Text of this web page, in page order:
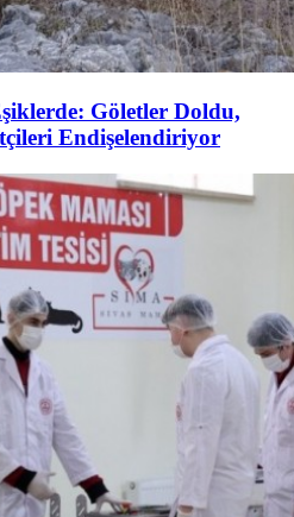
Göletler Doldu,
Endişelendiriyor